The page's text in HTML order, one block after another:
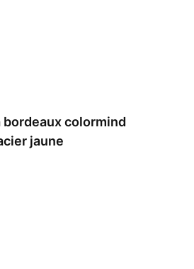
colormind
jaune